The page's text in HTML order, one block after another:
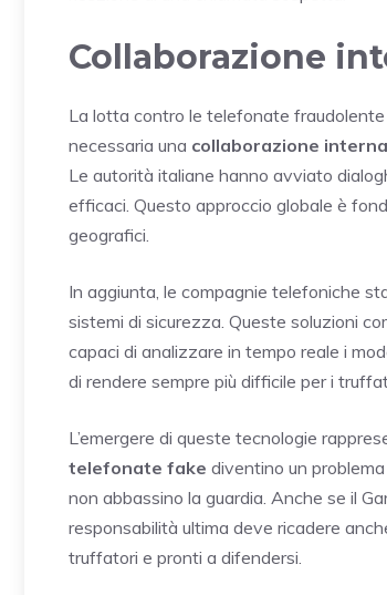
Collaborazione
La lotta contro le telefonate fraudolente
necessaria una collaborazione
Le autorità italiane hanno avviato
efficaci. Questo approccio globale è
geografici.
In aggiunta, le compagnie telefoniche
sistemi di sicurezza. Queste soluzioni
capaci di analizzare in tempo reale i
di rendere sempre più difficile per i
L’emergere di queste tecnologie
telefonate fake diventino un
non abbassino la guardia. Anche se il
responsabilità ultima deve ricadere
truffatori e pronti a difendersi.